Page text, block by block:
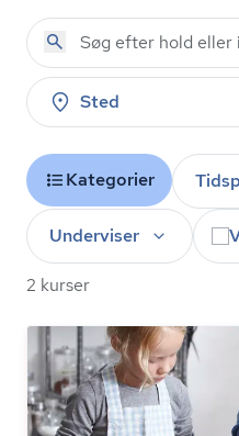
Sted
Kategorier
Underviser
2 kurser